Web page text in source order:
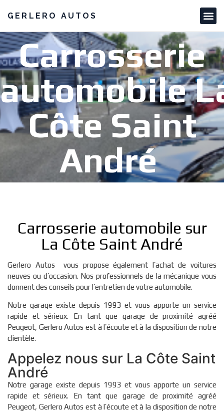
GERLERO AUTOS
Carrosserie
automobile
Côte Saint
André
Carrosserie automobile sur
La Côte Saint André
Gerlero Autos vous propose également l’achat de voitures
neuves ou d’occasion. Nos professionnels de la mécanique vous
donnent des conseils pour l’entretien de votre automobile.
Notre garage existe depuis 1993 et vous apporte un service
rapide et sérieux. En tant que garage de proximité agréé
Peugeot, Gerlero Autos est à l’écoute et à la disposition de notre
clientèle.
Appelez nous sur La Côte Saint
André
Notre garage existe depuis 1993 et vous apporte un service
rapide et sérieux. En tant que garage de proximité agréé
Peugeot, Gerlero Autos est à l’écoute et à la disposition de notre